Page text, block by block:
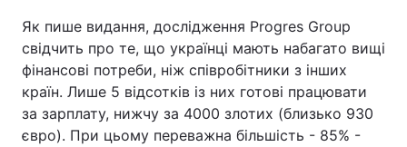
Як пише видання, дослідження Progres Group
свідчить про те, що українці мають набагато вищі
фінансові потреби, ніж співробітники з інших
країн. Лише 5 відсотків із них готові працювати
за зарплату, нижчу за 4000 злотих (близько 930
євро). При цьому переважна більшість - 85% -